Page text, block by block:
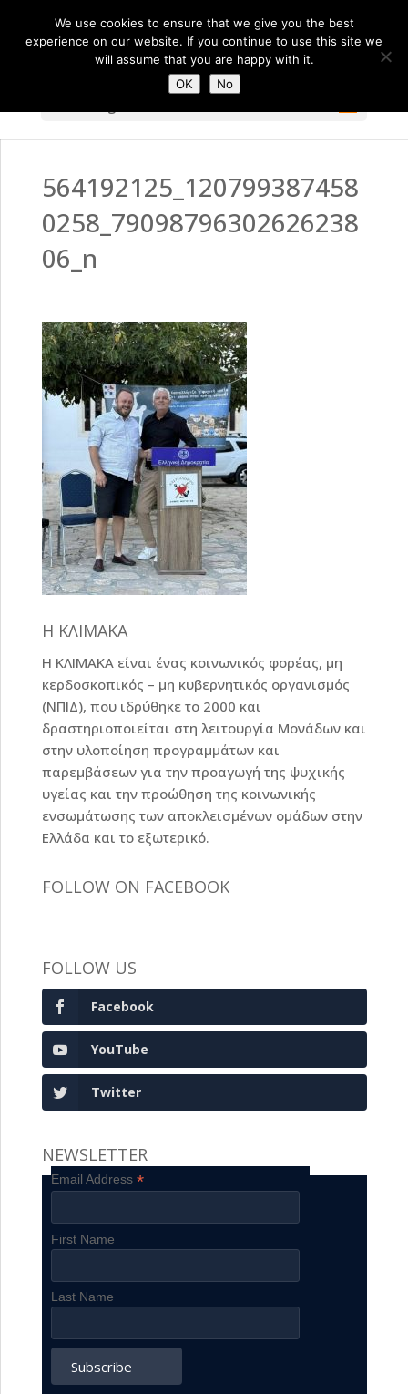
564192125_120799387458
0258_79098796302626238
06_n
Η ΚΛΙΜΑΚΑ
Η ΚΛΙΜΑΚΑ είναι ένας κοινωνικός φορέας, μη
κερδοσκοπικός – μη κυβερνητικός οργανισμός
(ΝΠΙΔ), που ιδρύθηκε το 2000 και
δραστηριοποιείται στη λειτουργία Μονάδων και
στην υλοποίηση προγραμμάτων και
παρεμβάσεων για την προαγωγή της ψυχικής
υγείας και την προώθηση της κοινωνικής
ενσωμάτωσης των αποκλεισμένων ομάδων στην
Ελλάδα και το εξωτερικό.
FOLLOW ON FACEBOOK
FOLLOW US
Facebook
YouTube
Twitter
NEWSLETTER
Email Address*
First Name
Last Name
We use cookies to ensure that we give you the best
experience on our website. If you continue to use this site we
will assume that you are happy with it.
OK
No